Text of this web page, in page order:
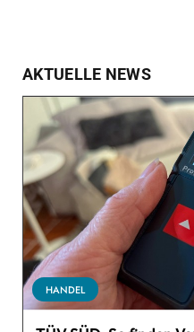
AKTUELLE NEWS
HANDEL